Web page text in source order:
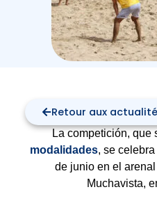
Retour aux
La competición, que
modalidades, se
de junio en el
Muchavista,